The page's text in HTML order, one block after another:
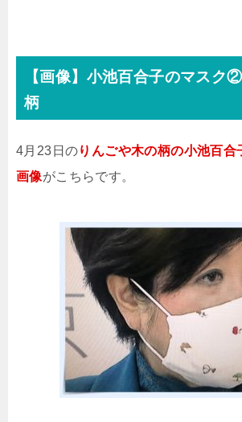
【画像】小池百合子のマスク
柄
4月23日のりんごや木の柄の小池百合
画像がこちらです。